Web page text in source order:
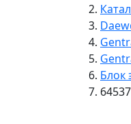
Блок
64537